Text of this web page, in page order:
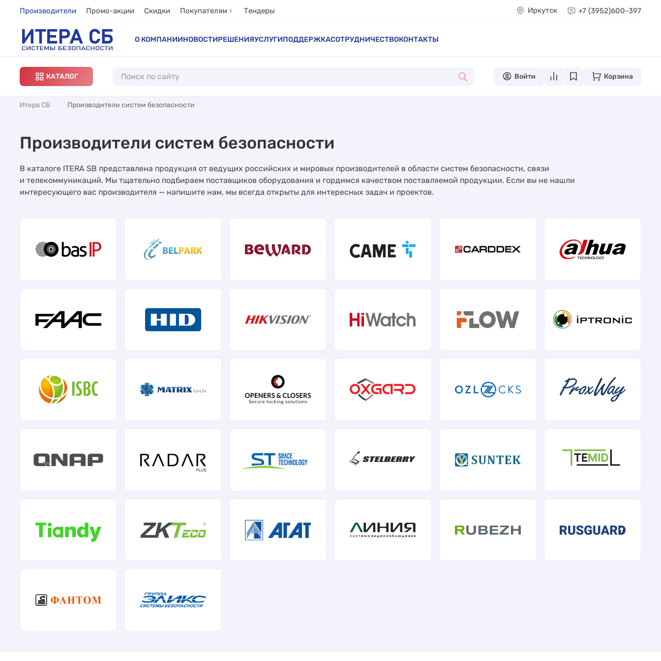
Производители Промо-акции Скидки Покупателям Тендеры Иркутск +7 (3952)600-397
О КОМПАНИИНОВОСТИРЕШЕНИЯУСЛУГИПОДДЕРЖКАСОТРУДНИЧЕСТВОКОНТАКТЫ
КАТАЛОГ Войти Корзина
Итера СБ Производители систем безопасности
Производители систем безопасности
В каталоге ITERA SB представлена продукция от ведущих российских и мировых производителей в области систем безопасности, связи
и телекоммуникаций. Мы тщательно подбираем поставщиков оборудования и гордимся качеством поставляемой продукции. Если вы не нашли
интересующего вас производителя — напишите нам, мы всегда открыты для интересных задач и проектов.